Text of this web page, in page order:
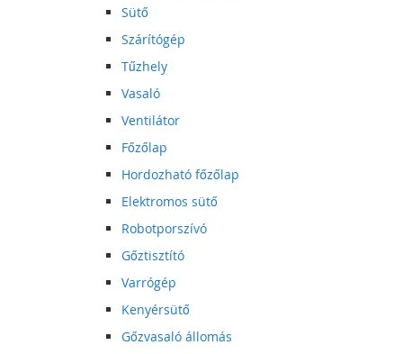
Sütő
Szárítógép
Tűzhely
Vasaló
Ventilátor
Főzőlap
Hordozható főzőlap
Elektromos sütő
Robotporszívó
Gőztisztító
Varrógép
Kenyérsütő
Gőzvasaló állomás